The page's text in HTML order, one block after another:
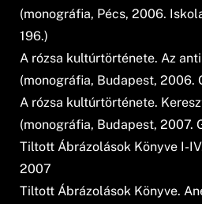
(monográfia, Pécs, 2006.
196.)
A rózsa kultúrtörténete. Az
(monográfia, Budapest, 2006.
A rózsa kultúrtörténete.
(monográfia, Budapest, 2007.
Tiltott Ábrázolások Könyve I-
2007
Tiltott Ábrázolások Könyve.